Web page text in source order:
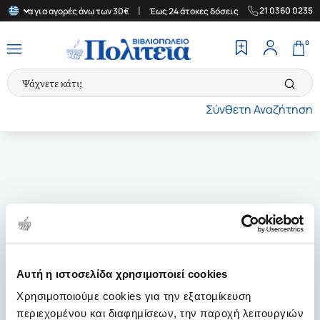
Αυτή η ιστοσελίδα χρησιμοποιεί cookies
Χρησιμοποιούμε cookies για την εξατομίκευση
περιεχομένου και διαφημίσεων, την παροχή λειτουργιών
για αγορές άνω των 30€ Έως 24 άτοκες δόσεις | Δωρεάν
21 0360 0235
Σύνθετη Αναζήτηση
0